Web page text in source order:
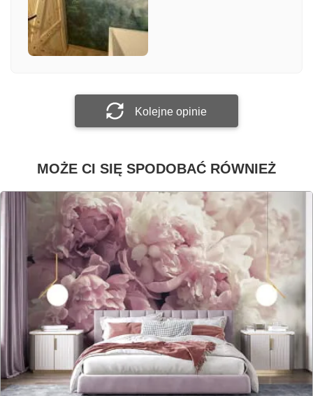
Załącz zdjęcie
Kolejne opinie
MOŻE CI SIĘ SPODOBAĆ RÓWNIEŻ